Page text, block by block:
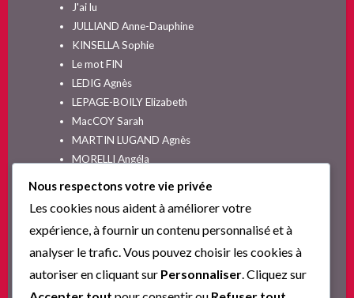
J'ai lu
JULLIAND Anne-Dauphine
KINSELLA Sophie
Le mot FIN
LEDIG Agnès
LEPAGE-BOILY Elizabeth
MacCOY Sarah
MARTIN LUGAND Agnès
MORELLI Angéla
NELSON SPIELMAN Lori
Non classé
PINGUILLY Yves
RIVA Alex
SESKIS Tina
SOLNON Jean-François
Nous respectons votre vie privée
Les cookies nous aident à améliorer votre
expérience, à fournir un contenu personnalisé et à
analyser le trafic. Vous pouvez choisir les cookies à
autoriser en cliquant sur Personnaliser . Cliquez sur